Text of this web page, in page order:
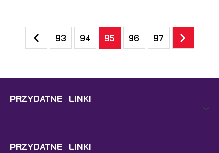
93 94 95 96 97
PRZYDATNE LINKI
PRZYDATNE LINKI